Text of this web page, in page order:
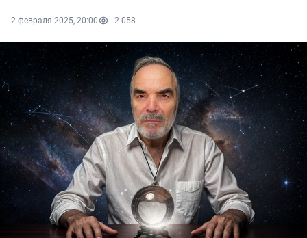
2 февраля 2025, 20:00 2 058